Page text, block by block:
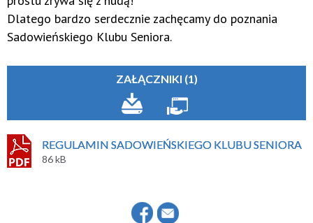
Dlatego bardzo serdecznie zachęcamy do poznania
Sadowieńskiego Klubu Seniora.
ZAŁĄCZNIKI (1)
REGULAMIN SADOWIEŃSKIEGO KLUBU SENIORA
86 kB